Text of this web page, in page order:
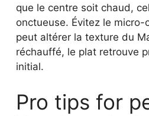
que le centre soit chaud,
onctueuse. Évitez le
peut altérer la texture du
réchauffé, le plat retrouve
initial.
Pro tips for